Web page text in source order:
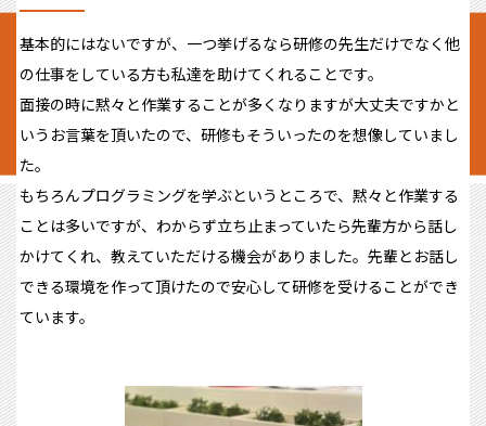
基本的にはないですが、一つ挙げるなら研修の先生だけでなく他
の仕事をしている方も私達を助けてくれることです。
面接の時に黙々と作業することが多くなりますが大丈夫ですかと
いうお言葉を頂いたので、研修もそういったのを想像していまし
た。
もちろんプログラミングを学ぶというところで、黙々と作業する
ことは多いですが、わからず立ち止まっていたら先輩方から話し
かけてくれ、教えていただける機会がありました。先輩とお話し
できる環境を作って頂けたので安心して研修を受けることができ
ています。